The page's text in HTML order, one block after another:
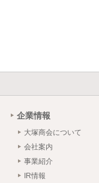
企業情報
大塚商会について
会社案内
事業紹介
IR情報